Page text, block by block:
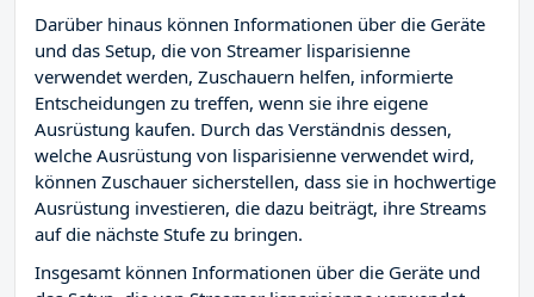
Darüber hinaus können Informationen über die Geräte
und das Setup, die von Streamer lisparisienne
verwendet werden, Zuschauern helfen, informierte
Entscheidungen zu treffen, wenn sie ihre eigene
Ausrüstung kaufen. Durch das Verständnis dessen,
welche Ausrüstung von lisparisienne verwendet wird,
können Zuschauer sicherstellen, dass sie in hochwertige
Ausrüstung investieren, die dazu beiträgt, ihre Streams
auf die nächste Stufe zu bringen.
Insgesamt können Informationen über die Geräte und